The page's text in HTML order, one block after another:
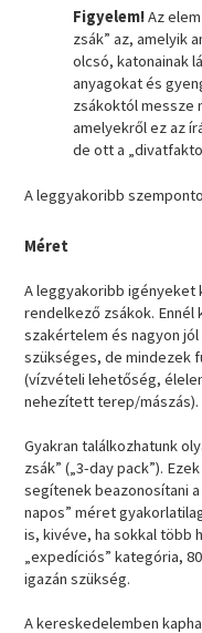
Figyelem!Az
zsák” az, amelyik
olcsó, katonainak
anyagokat és
zsákoktól messze
amelyekről ez az
de ott a
A leggyakoribb
Méret
A leggyakoribb igényeket
rendelkező zsákok.
szakértelem és nagyon
szükséges, de mindezek
(vízvételi lehetőség,
nehezített terep/mászás).
Gyakran találkozhatunk
zsák” („3-day pack”).
segítenek beazonosítani
napos” méret
is, kivéve, ha sokkal több
„expedíciós” kategória,
igazán szükség.
A kereskedelemben